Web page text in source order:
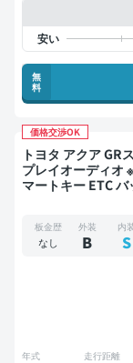
無
料
価格交渉OK
トヨタ アクア GRスポーツ 禁煙車 整備
プレイオーディオ
マートキー ETC
板金歴
なし
外装
B
内
S
年式 走行距離